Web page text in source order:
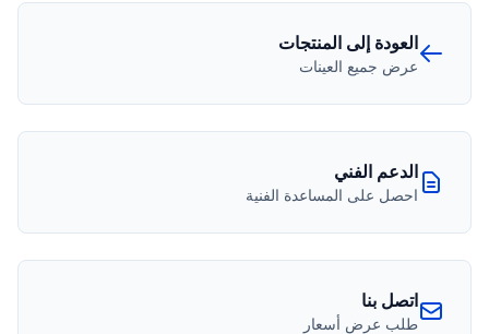
العودة إلى المنتجات
عرض جميع العينات
الدعم الفني
احصل على المساعدة الفنية
اتصل بنا
طلب عرض أسعار